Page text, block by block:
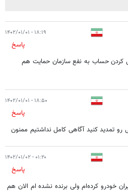
۱۸:۱۹ - ۱۴۰۲/۰۱/۰۱
پاسخ
کردن حساب به نفع سازمان حمایت هم
۱۸:۵۰ - ۱۴۰۲/۰۱/۰۱
پاسخ
رو تمدید کنید آگاهی کامل نداشتیم ممنون
۰۱:۲۰ - ۱۴۰۲/۰۱/۰۲
پاسخ
خودرو کرده‌ام ولی برنده نشده ام الان هم